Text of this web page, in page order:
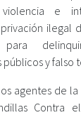
e
ilegal
para
y falso
agentes de la
Contra